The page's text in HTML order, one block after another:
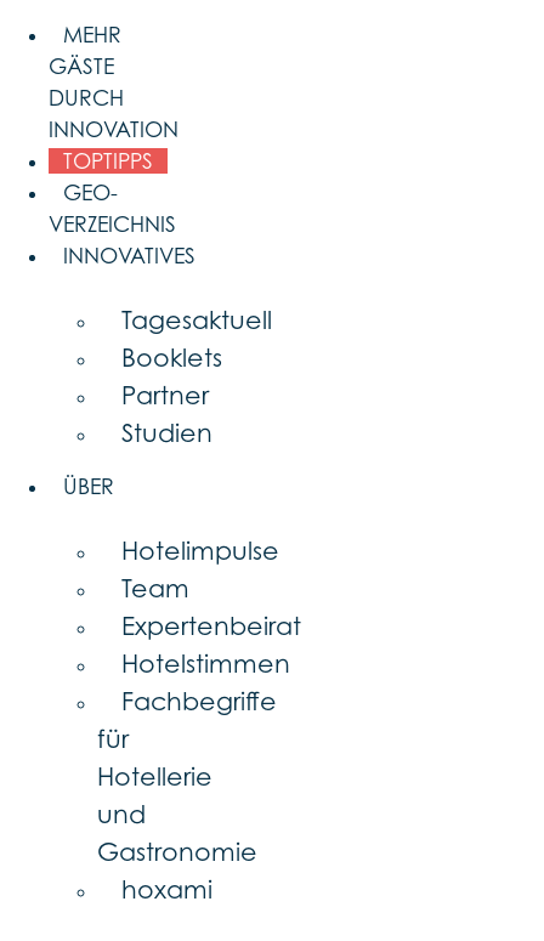
content
MEHR
GÄSTE
DURCH
INNOVATION
TOPTIPPS
GEO-
VERZEICHNIS
INNOVATIVES
Tagesaktuell
Booklets
Partner
Studien
ÜBER
Hotelimpulse
Team
Expertenbeirat
Hotelstimmen
Fachbegriffe
für
Hotellerie
und
Gastronomie
hoxami